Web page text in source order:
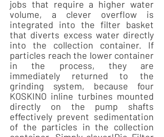
jobs that require a higher water
volume, a clever overflow is
integrated into the filter basket
that diverts excess water directly
into the collection container. If
particles reach the lower container
in the process, they are
immediately returned to the
grinding system, because four
KOSKINO inline turbines mounted
directly on the pump shafts
effectively prevent sedimentation
of the particles in the collection